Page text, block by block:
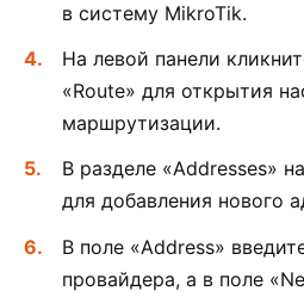
в систему MikroTik.
На левой панели
«Route» для открытия
маршрутизации.
В разделе «Addresses»
для добавления нового
В поле «Address»
провайдера, а в поле